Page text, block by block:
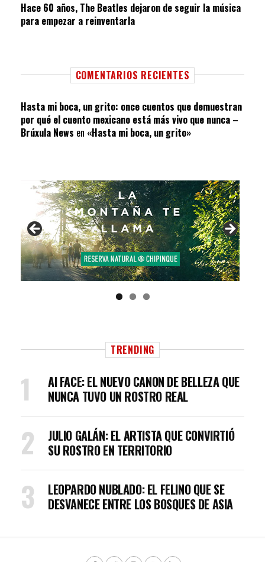
Hace 60 años, The Beatles dejaron de seguir la música
para empezar a reinventarla
COMENTARIOS RECIENTES
Hasta mi boca, un grito: once cuentos que demuestran
por qué el cuento mexicano está más vivo que nunca –
Brúxula News en «Hasta mi boca, un grito»
TRENDING
AI FACE: EL NUEVO CANON DE BELLEZA QUE
NUNCA TUVO UN ROSTRO REAL
JULIO GALÁN: EL ARTISTA QUE CONVIRTIÓ
SU ROSTRO EN TERRITORIO
LEOPARDO NUBLADO: EL FELINO QUE SE
DESVANECE ENTRE LOS BOSQUES DE ASIA